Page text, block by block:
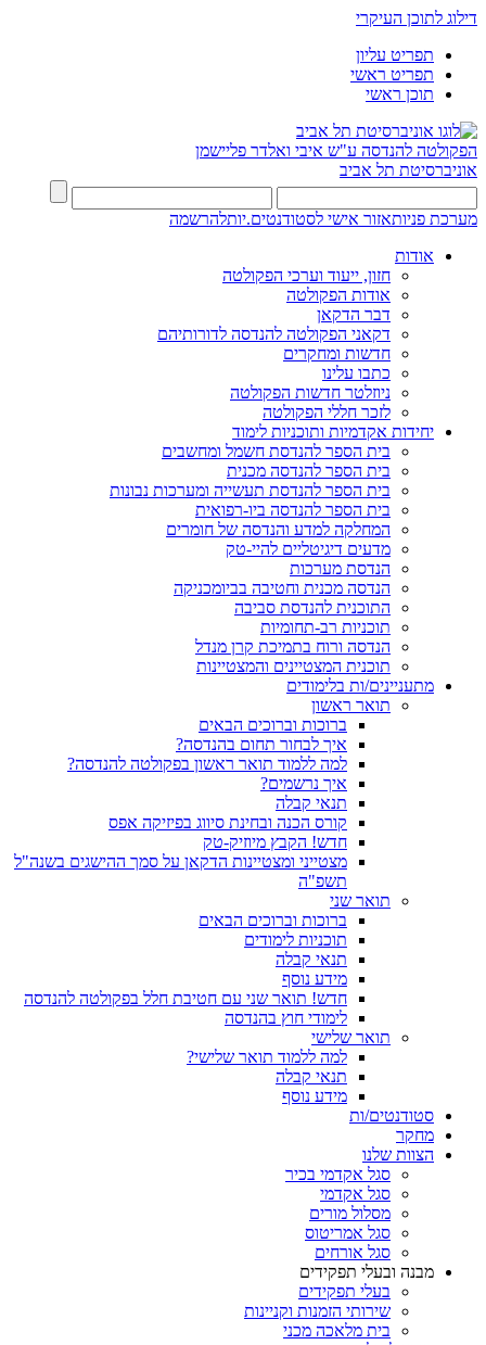
דילוג לתוכן העיקרי
תפריט עליון
תפריט ראשי
תוכן ראשי
הפקולטה להנדסה ע"ש איבי ואלדר פליישמן
אוניברסיטת תל אביב
מערכת פניותאזור אישי לסטודנטים.יותלהרשמה
אודות
חזון, ייעוד וערכי הפקולטה
אודות הפקולטה
דבר הדקאן
דקאני הפקולטה להנדסה לדורותיהם
חדשות ומחקרים
כתבו עלינו
ניוזלטר חדשות הפקולטה
לזכר חללי הפקולטה
יחידות אקדמיות ותוכניות לימוד
בית הספר להנדסת חשמל ומחשבים
בית הספר להנדסה מכנית
בית הספר להנדסת תעשייה ומערכות נבונות
בית הספר להנדסה ביו-רפואית
המחלקה למדע והנדסה של חומרים
מדעים דיגיטליים להיי-טק
הנדסת מערכות
הנדסה מכנית וחטיבה בביומכניקה
התוכנית להנדסת סביבה
תוכניות רב-תחומיות
הנדסה ורוח בתמיכת קרן מנדל
תוכנית המצטיינים והמצטיינות
מתעניינים/ות בלימודים
תואר ראשון
ברוכות וברוכים הבאים
איך לבחור תחום בהנדסה?
למה ללמוד תואר ראשון בפקולטה להנדסה?
איך נרשמים?
תנאי קבלה
קורס הכנה ובחינת סיווג בפיזיקה אפס
חדש! הקבץ מיוזיק-טק
מצטייני ומצטיינות הדקאן על סמך ההישגים בשנה"ל
תשפ"ה
תואר שני
ברוכות וברוכים הבאים
תוכניות לימודים
תנאי קבלה
מידע נוסף
חדש! תואר שני עם חטיבת חלל בפקולטה להנדסה
לימודי חוץ בהנדסה
תואר שלישי
למה ללמוד תואר שלישי?
תנאי קבלה
מידע נוסף
סטודנטים/ות
מחקר
הצוות שלנו
סגל אקדמי בכיר
סגל אקדמי
מסלול מורים
סגל אמריטוס
סגל אורחים
מבנה ובעלי תפקידים
בעלי תפקידים
שירותי הזמנות וקניינות
בית מלאכה מכני